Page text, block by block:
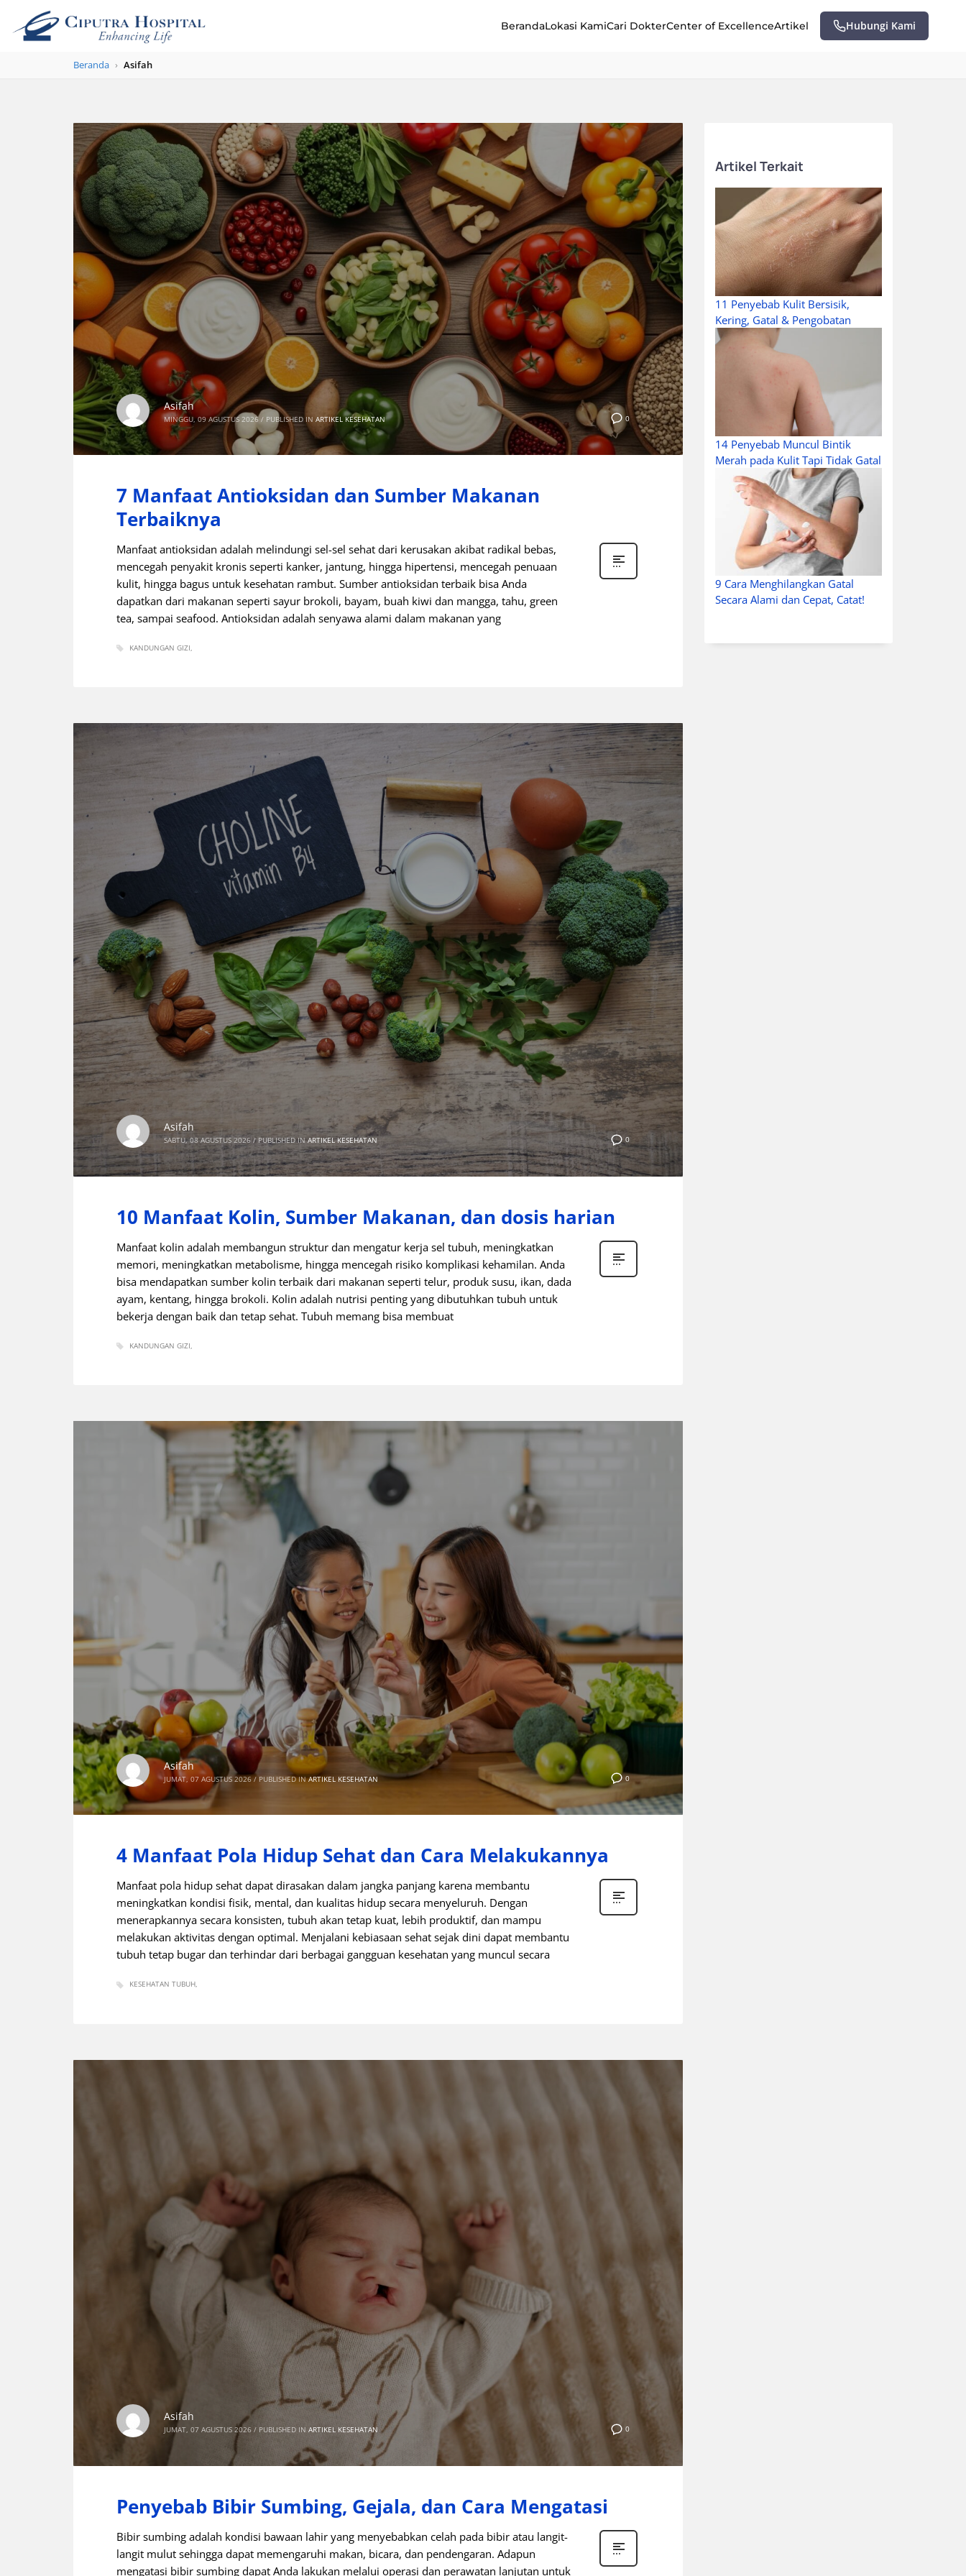
BerandaLokasi KamiCari DokterCenter of ExcellenceArtikel Hubungi Kami
Beranda › Asifah
0
Asifah
MINGGU, 09 AGUSTUS 2026 / PUBLISHED IN ARTIKEL KESEHATAN
7 Manfaat Antioksidan dan Sumber Makanan
Terbaiknya
Manfaat antioksidan adalah melindungi sel-sel sehat dari kerusakan akibat radikal bebas,
mencegah penyakit kronis seperti kanker, jantung, hingga hipertensi, mencegah penuaan
kulit, hingga bagus untuk kesehatan rambut. Sumber antioksidan terbaik bisa Anda
dapatkan dari makanan seperti sayur brokoli, bayam, buah kiwi dan mangga, tahu, green
tea, sampai seafood. Antioksidan adalah senyawa alami dalam makanan yang
KANDUNGAN GIZI
0
Asifah
SABTU, 08 AGUSTUS 2026 / PUBLISHED IN ARTIKEL KESEHATAN
10 Manfaat Kolin, Sumber Makanan, dan dosis harian
Manfaat kolin adalah membangun struktur dan mengatur kerja sel tubuh, meningkatkan
memori, meningkatkan metabolisme, hingga mencegah risiko komplikasi kehamilan. Anda
bisa mendapatkan sumber kolin terbaik dari makanan seperti telur, produk susu, ikan, dada
ayam, kentang, hingga brokoli. Kolin adalah nutrisi penting yang dibutuhkan tubuh untuk
bekerja dengan baik dan tetap sehat. Tubuh memang bisa membuat
KANDUNGAN GIZI
0
Asifah
JUMAT, 07 AGUSTUS 2026 / PUBLISHED IN ARTIKEL KESEHATAN
4 Manfaat Pola Hidup Sehat dan Cara Melakukannya
Manfaat pola hidup sehat dapat dirasakan dalam jangka panjang karena membantu
meningkatkan kondisi fisik, mental, dan kualitas hidup secara menyeluruh. Dengan
menerapkannya secara konsisten, tubuh akan tetap kuat, lebih produktif, dan mampu
melakukan aktivitas dengan optimal. Menjalani kebiasaan sehat sejak dini dapat membantu
tubuh tetap bugar dan terhindar dari berbagai gangguan kesehatan yang muncul secara
KESEHATAN TUBUH
0
Asifah
JUMAT, 07 AGUSTUS 2026 / PUBLISHED IN ARTIKEL KESEHATAN
Penyebab Bibir Sumbing, Gejala, dan Cara Mengatasi
Bibir sumbing adalah kondisi bawaan lahir yang menyebabkan celah pada bibir atau langit-
langit mulut sehingga dapat memengaruhi makan, bicara, dan pendengaran. Adapun
mengatasi bibir sumbing dapat Anda lakukan melalui operasi dan perawatan lanjutan untuk
Artikel Terkait
11 Penyebab Kulit Bersisik,
Kering, Gatal & Pengobatan
14 Penyebab Muncul Bintik
Merah pada Kulit Tapi Tidak Gatal
9 Cara Menghilangkan Gatal
Secara Alami dan Cepat, Catat!